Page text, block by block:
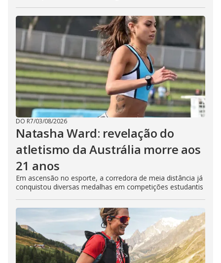
DO R7/03/08/2026
Natasha Ward: revelação do
atletismo da Austrália morre aos
21 anos
Em ascensão no esporte, a corredora de meia distância já
conquistou diversas medalhas em competições estudantis